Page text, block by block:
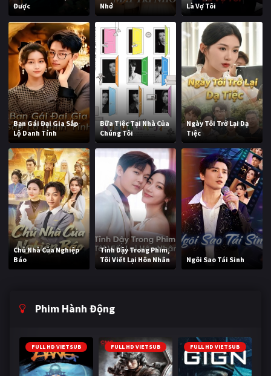
Được
Nhớ
Là Vợ Tôi
Bạn Gái Đại Gia Sắp
Lộ Danh Tính
Bữa Tiệc Tại Nhà Của
Chúng Tôi
Ngày Tôi Trở Lại Dạ
Tiệc
Chủ Nhà Của Nghiệp
Báo
Tỉnh Dậy Trong Phim,
Tôi Viết Lại Hôn Nhân
Ngôi Sao Tái Sinh
Phim Hành Động
FULL HD VIETSUB FULL HD VIETSUB FULL HD VIETSUB